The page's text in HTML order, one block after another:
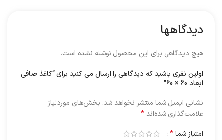
دیدگاهها
هیچ دیدگاهی برای این محصول نوشته نشده است.
اولین نفری باشید که دیدگاهی را ارسال می کنید برای “کاغذ صافی
ابعاد 60 × 60”
نشانی ایمیل شما منتشر نخواهد شد. بخش‌های موردنیاز
علامت‌گذاری شده‌اند*
امتیاز شما*